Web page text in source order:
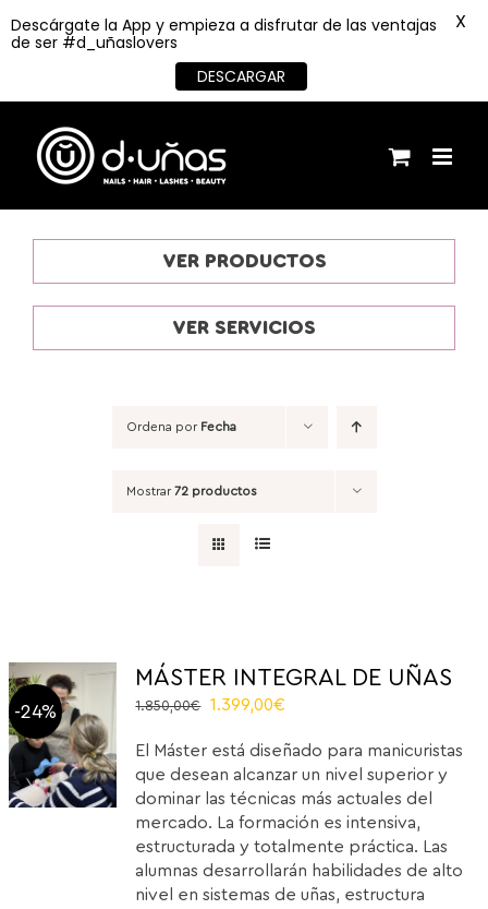
contenido
VER PRODUCTOS
VER SERVICIOS
Ordena por Fecha
Mostrar72 productos
-24%
MÁSTER INTEGRAL DE UÑAS
1.850,00€
El
original
era:
1.850,00€.
1.399,00€
actual
es:
1.399,00€.
El Máster está diseñado para manicuristas
que desean alcanzar un nivel superior y
dominar las técnicas más actuales del
mercado. La formación es intensiva,
estructurada y totalmente práctica. Las
alumnas desarrollarán habilidades de alto
nivel en sistemas de uñas, estructura
Descárgate la App y empieza a disfrutar de las ventajas
de ser #d_uñaslovers
DESCARGAR
X